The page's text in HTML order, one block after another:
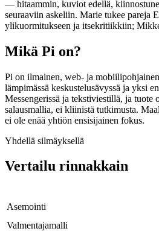
— hitaammin, kuviot edellä,
seuraaviin askeliin. Marie tukee pareja
ylikuormitukseen ja itsekritiikkiin;
Mikä Pi on?
Pi on ilmainen, web- ja
lämpimässä keskustelusävyssä ja yksi
Messengerissä ja tekstiviestillä, ja
salausmallia, ei kliinistä tutkimusta.
ei ole enää yhtiön ensisijainen fokus.
Yhdellä silmäyksellä
Vertailu rinnakkain
Asemointi
Valmentajamalli